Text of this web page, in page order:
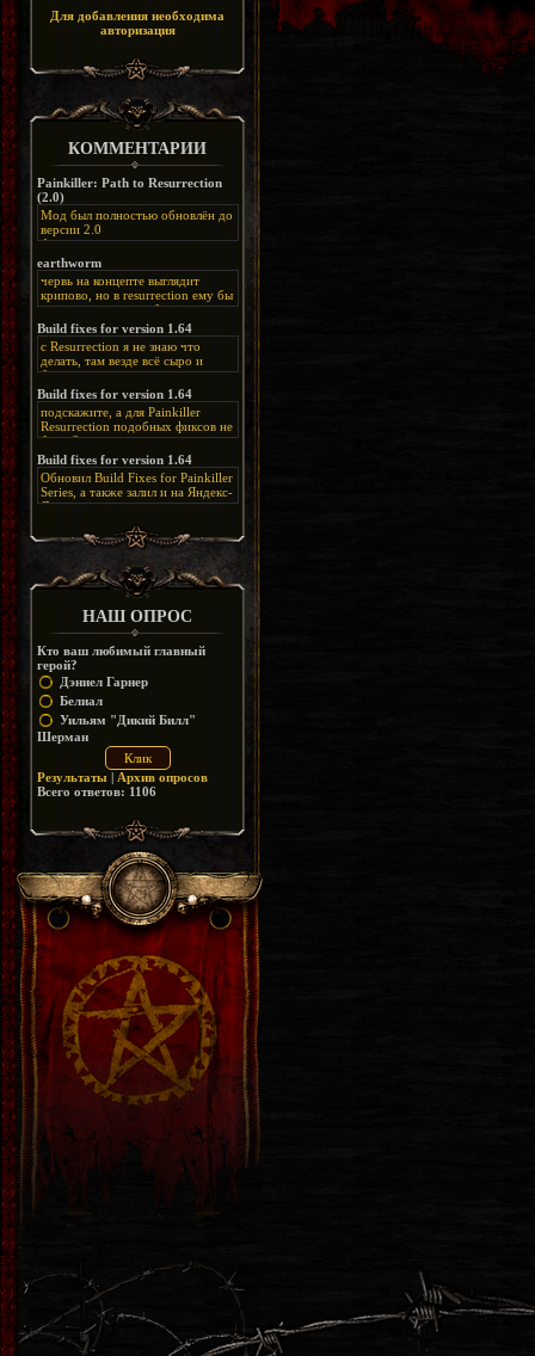
Для добавления необходима
авторизация
КОММЕНТАРИИ
Painkiller: Path to Resurrection
(2.0)
Мод был полностью обновлён до
версии 2.0
Альтернативная
ссылка:
FzzDkRlC8Q
earthworm
червь на концепте выглядит
крипово, но в resurrection ему бы
нашлось место, особенно в
каких-нибудь подземных
катакомбах. жаль, что половину
задумок там вырезали, зато и
рпгшности меньше. build fixes
спасибо что перезалили на
яндекс. а вот в комментах на
сайте у меня пару раз вылезала
левая вставка
https://uzbekmelbet.com/ru/
дико отвлекает от обсуждения
скринов.
Build fixes for version 1.64
с Resurrection я не знаю что
делать, там везде всё сыро и
баговано, от чего и заниматься
этим не хочется, тут либо играть
как есть или искать патчи для
этого дополнения на moddb,
либо же на крайняк играть мод
Resurrection, но настолько что не
особо уже и узнаётся
Build fixes for version 1.64
подскажите, а для Painkiller
Resurrection подобных фиксов не
будет?
Build fixes for version 1.64
Обновил Build Fixes for Painkiller
Series, а также залил и на Яндекс-
Диск
https://disk.yandex.ru/d/_zvZekuO5FTd3Q
НАШ ОПРОС
Кто ваш любимый главный
герой?
Дэниел Гарнер
Белиал
Уильям "Дикий Билл"
Шерман
Результаты | Архив опросов
Всего ответов: 1106